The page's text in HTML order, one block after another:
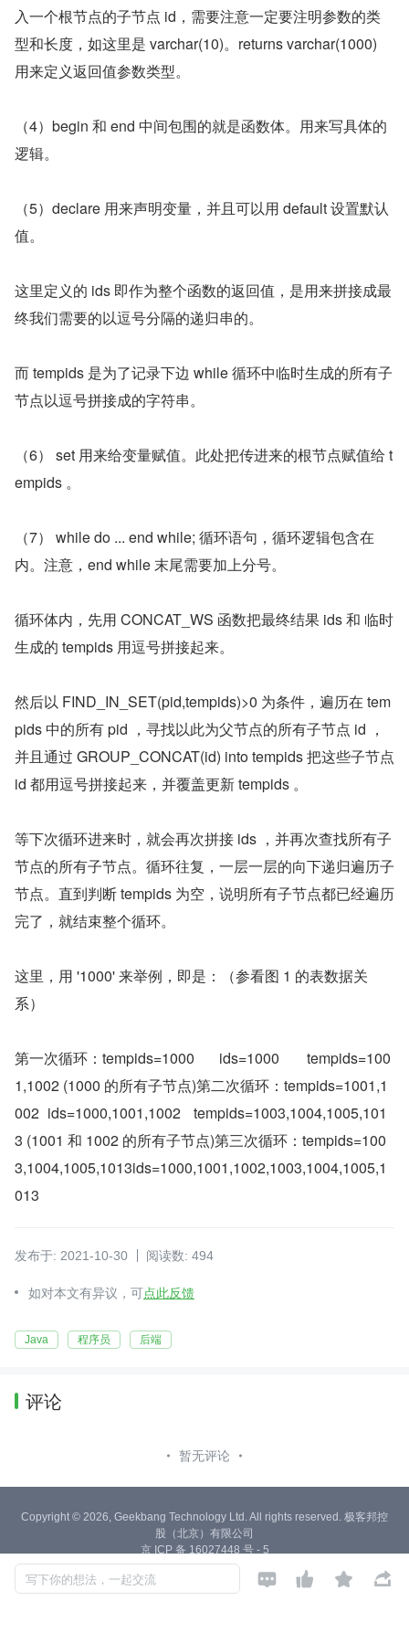
入一个根节点的子节点 id，需要注意一定要注明参数的类
型和长度，如这里是 varchar(10)。returns varchar(1000)
用来定义返回值参数类型。
（4）begin 和 end 中间包围的就是函数体。用来写具体的
逻辑。
（5）declare 用来声明变量，并且可以用 default 设置默认
值。
这里定义的 ids 即作为整个函数的返回值，是用来拼接成最
终我们需要的以逗号分隔的递归串的。
而 tempids 是为了记录下边 while 循环中临时生成的所有子
节点以逗号拼接成的字符串。
（6） set 用来给变量赋值。此处把传进来的根节点赋值给 t
empids 。
（7） while do ... end while; 循环语句，循环逻辑包含在
内。注意，end while 末尾需要加上分号。
循环体内，先用 CONCAT_WS 函数把最终结果 ids 和 临时
生成的 tempids 用逗号拼接起来。
然后以 FIND_IN_SET(pid,tempids)>0 为条件，遍历在 tem
pids 中的所有 pid ，寻找以此为父节点的所有子节点 id ，
并且通过 GROUP_CONCAT(id) into tempids 把这些子节点
id 都用逗号拼接起来，并覆盖更新 tempids 。
等下次循环进来时，就会再次拼接 ids ，并再次查找所有子
节点的所有子节点。循环往复，一层一层的向下递归遍历子
节点。直到判断 tempids 为空，说明所有子节点都已经遍历
完了，就结束整个循环。
这里，用 '1000' 来举例，即是：（参看图 1 的表数据关
系）
第一次循环：tempids=1000	ids=1000	tempids=100
1,1002 (1000 的所有子节点)第二次循环：tempids=1001,1
002	 ids=1000,1001,1002	 tempids=1003,1004,1005,101
3 (1001 和 1002 的所有子节点)第三次循环：tempids=100
3,1004,1005,1013ids=1000,1001,1002,1003,1004,1005,1
013
发布于: 2021-10-30 阅读数: 494
如对本文有异议，可点此反馈
Java 程序员 后端
评论
暂无评论
写下你的想法，一起交流    
Copyright © 2026, Geekbang Technology Ltd. All rights reserved. 极客邦控
股（北京）有限公司
京 ICP 备 16027448 号 - 5
产品资质